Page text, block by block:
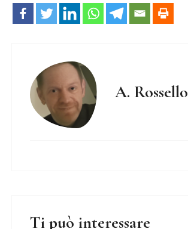
A. Rossello
Ti può interessare